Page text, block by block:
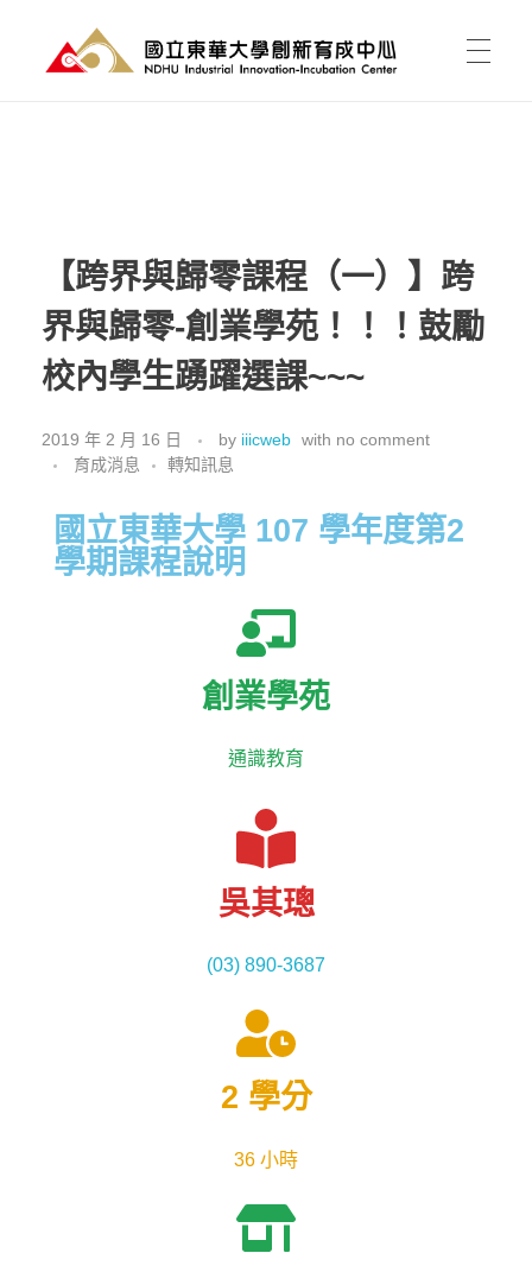
育成能為我做什麼?
有點子，如何開始?
進駐育成
行政人員介紹
育成新聞
課程活動
活動花絮
舊網站訊息(2019前)
資料櫃
關於中心
社團法人中華創業育成協會
【跨界與歸零課程（一）】跨
界與歸零-創業學苑！！！鼓勵
校內學生踴躍選課~~~
2019 年 2 月 16 日 by iiicweb with no comment
育成消息
轉知訊息
國立東華大學 107 學年度第2
學期課程說明
創業學苑
通識教育
吳其璁
(03) 890-3687
2 學分
36 小時